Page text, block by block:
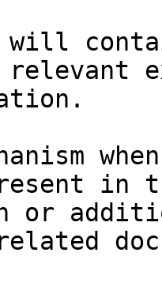
will
relevant
in